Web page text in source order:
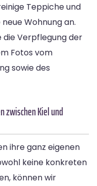
Teppiche und
Wohnung an.
Verpflegung der
Fotos vom
sowie des
zwischen Kiel und
ihre ganz eigenen
keine konkreten
können wir